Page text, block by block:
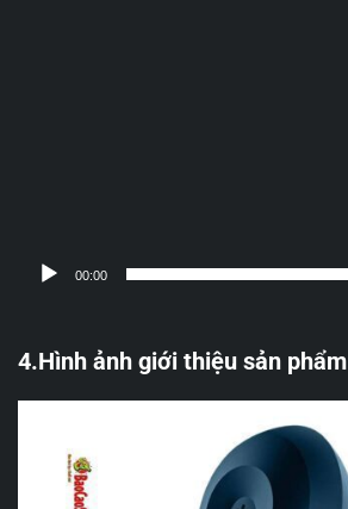
00:00
4.Hình ảnh giới thiệu sản phẩm